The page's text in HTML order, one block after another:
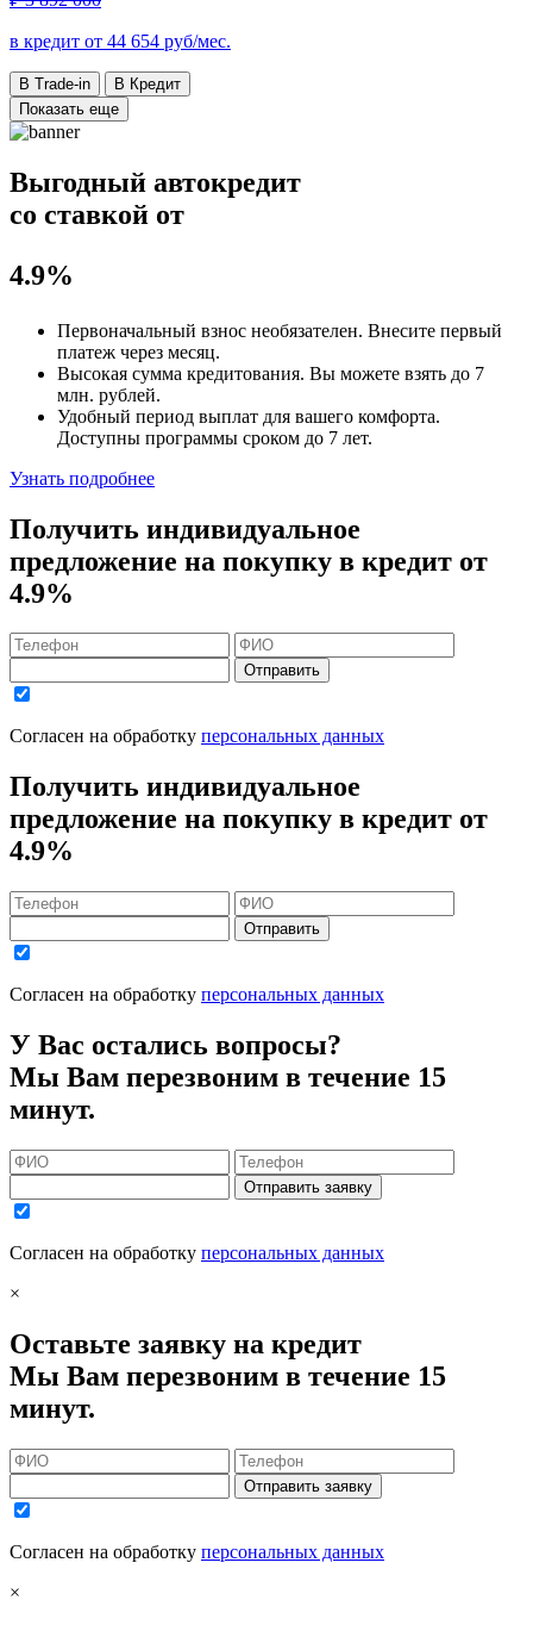
в кредит от 44 654 руб/мес.
В Trade-in
В Кредит
Показать еще
Выгодный автокредит
со ставкой от
4.9%
Первоначальный взнос необязателен. Внесите первый
платеж через месяц.
Высокая сумма кредитования. Вы можете взять до 7
млн. рублей.
Удобный период выплат для вашего комфорта.
Доступны программы сроком до 7 лет.
Узнать подробнее
Получить индивидуальное
предложение на покупку в кредит от
4.9%
Отправить
Согласен на обработку персональных данных
Получить индивидуальное
предложение на покупку в кредит от
4.9%
Отправить
Согласен на обработку персональных данных
У Вас остались вопросы?
Мы Вам перезвоним в течение 15
минут.
Отправить заявку
Согласен на обработку персональных данных
×
Оставьте заявку на кредит
Мы Вам перезвоним в течение 15
минут.
Отправить заявку
Согласен на обработку персональных данных
×